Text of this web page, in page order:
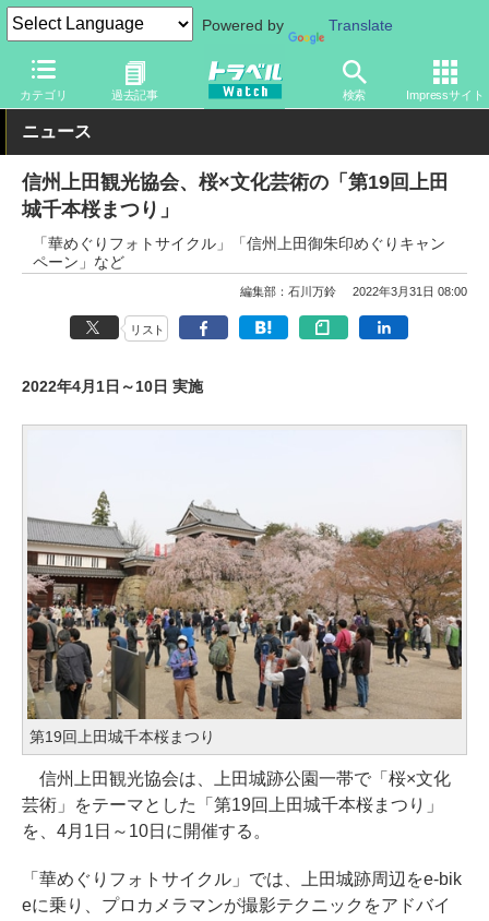
Powered by Translate
カテゴリ 過去記事 検索 Impressサイト
トラベル Watch 地域 国内旅行 中部
ニュース
信州上田観光協会、桜×文化芸術の「第19回上田
城千本桜まつり」
「華めぐりフォトサイクル」「信州上田御朱印めぐりキャン
ペーン」など
編集部：石川万鈴 2022年3月31日 08:00
リスト
2022年4月1日～10日 実施
第19回上田城千本桜まつり
信州上田観光協会は、上田城跡公園一帯で「桜×文化
芸術」をテーマとした「第19回上田城千本桜まつり」
を、4月1日～10日に開催する。
「華めぐりフォトサイクル」では、上田城跡周辺をe-bik
eに乗り、プロカメラマンが撮影テクニックをアドバイ